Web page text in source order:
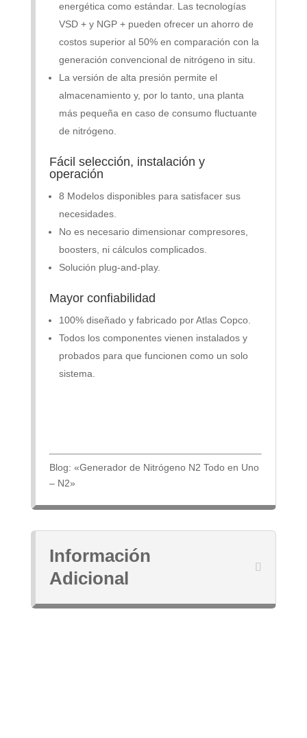
energética como estándar. Las tecnologías
VSD + y NGP + pueden ofrecer un ahorro de
costos superior al 50% en comparación con la
generación convencional de nitrógeno in situ.
La versión de alta presión permite el
almacenamiento y, por lo tanto, una planta
más pequeña en caso de consumo fluctuante
de nitrógeno.
Fácil selección, instalación y
operación
8 Modelos disponibles para satisfacer sus
necesidades.
No es necesario dimensionar compresores,
boosters, ni cálculos complicados.
Solución plug-and-play.
Mayor confiabilidad
100% diseñado y fabricado por Atlas Copco.
Todos los componentes vienen instalados y
probados para que funcionen como un solo
sistema.
Blog: «Generador de Nitrógeno N2 Todo en Uno
– N2»
Información
Adicional